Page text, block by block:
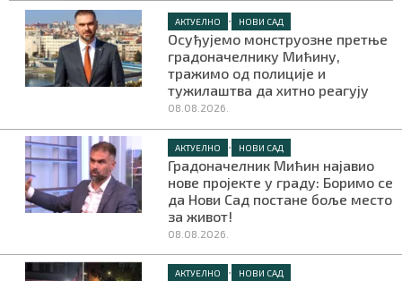
АКТУЕЛНО • НОВИ САД
Осуђујемо монструозне претње
градоначелнику Мићину,
тражимо од полиције и
тужилаштва да хитно реагују
08.08.2026.
АКТУЕЛНО • НОВИ САД
Градоначелник Мићин најавио
нове пројекте у граду: Боримо се
да Нови Сад постане боље место
за живот!
08.08.2026.
АКТУЕЛНО • НОВИ САД